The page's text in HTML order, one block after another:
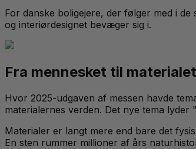
For danske boligejere, der følger med i
og interiørdesignet bevæger sig i.
Fra mennesket til materialet
Hvor 2025-udgaven af messen havde
materialernes verden. Det nye tema
Materialer er langt mere end bare det
En sten rummer millioner af års